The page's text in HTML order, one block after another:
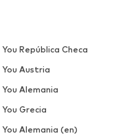
República Checa
Austria
Alemania
Grecia
Alemania (en)